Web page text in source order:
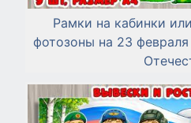
Рамки на кабинки
фотозоны на 23